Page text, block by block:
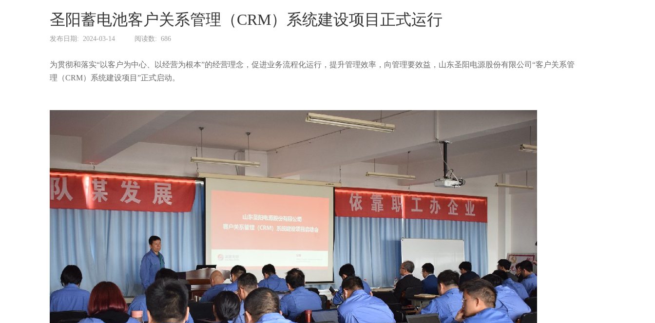
圣阳蓄电池客户关系管理（CRM）系统建设项目正式运行
发布日期: 2024-03-14 阅读数: 686
为贯彻和落实“以客户为中心、以经营为根本”的经营理念，促进业务流程化运行，提升管理效率，向管理要效益，山东圣阳电源股份有限公司“客户关系管
理（CRM）系统建设项目”正式启动。